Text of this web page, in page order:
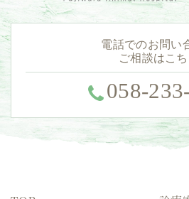
電話でのお問い
ご相談はこ
058-